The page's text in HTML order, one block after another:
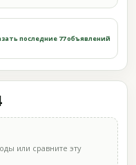
последние 77 объявлений
или сравните эту